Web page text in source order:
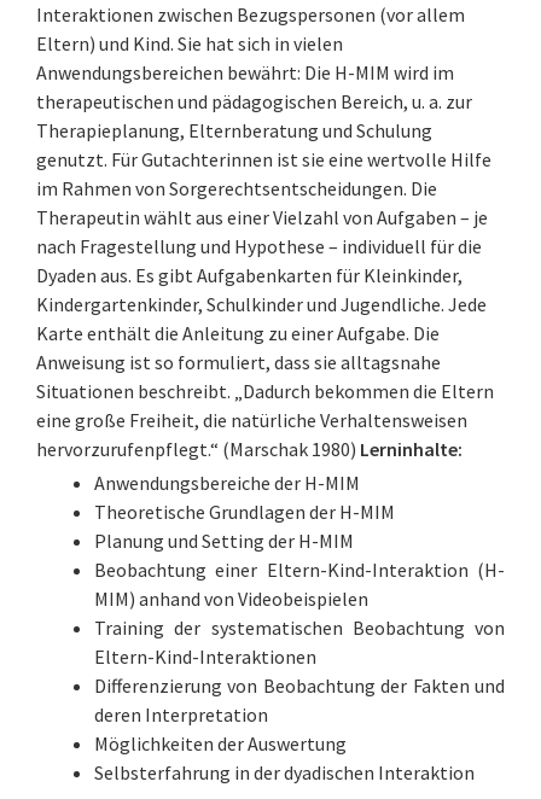
Interaktionen zwischen Bezugspersonen (vor allem
Eltern) und Kind. Sie hat sich in vielen
Anwendungsbereichen bewährt: Die H-MIM wird im
therapeutischen und pädagogischen Bereich, u. a. zur
Therapieplanung, Elternberatung und Schulung
genutzt. Für Gutachterinnen ist sie eine wertvolle Hilfe
im Rahmen von Sorgerechtsentscheidungen. Die
Therapeutin wählt aus einer Vielzahl von Aufgaben – je
nach Fragestellung und Hypothese – individuell für die
Dyaden aus. Es gibt Aufgabenkarten für Kleinkinder,
Kindergartenkinder, Schulkinder und Jugendliche. Jede
Karte enthält die Anleitung zu einer Aufgabe. Die
Anweisung ist so formuliert, dass sie alltagsnahe
Situationen beschreibt. „Dadurch bekommen die Eltern
eine große Freiheit, die natürliche Verhaltensweisen
hervorzurufenpflegt.“ (Marschak 1980) Lerninhalte:
Anwendungsbereiche der H-MIM
Theoretische Grundlagen der H-MIM
Planung und Setting der H-MIM
Beobachtung einer Eltern-Kind-Interaktion (H-
MIM) anhand von Videobeispielen
Training der systematischen Beobachtung von
Eltern-Kind-Interaktionen
Differenzierung von Beobachtung der Fakten und
deren Interpretation
Möglichkeiten der Auswertung
Selbsterfahrung in der dyadischen Interaktion